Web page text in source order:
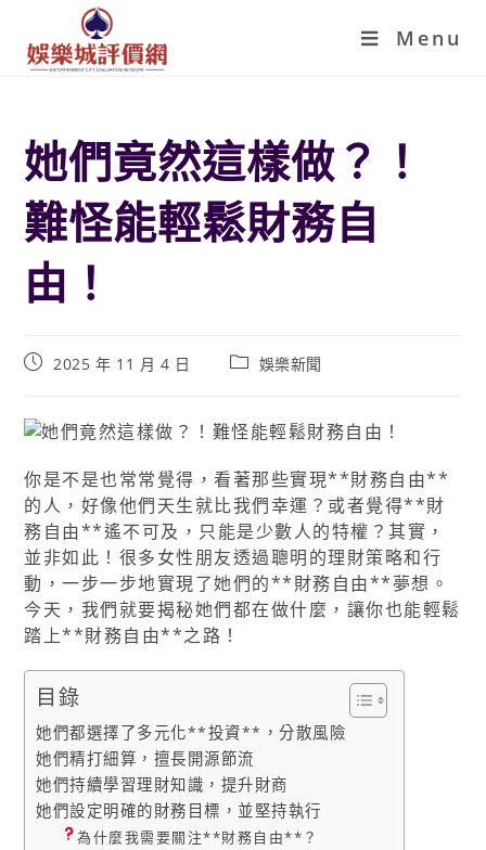
Menu
她們竟然這樣做？！
難怪能輕鬆財務自
由！
2025 年 11 月 4 日 娛樂新聞
你是不是也常常覺得，看著那些實現**財務自由**
的人，好像他們天生就比我們幸運？或者覺得**財
務自由**遙不可及，只能是少數人的特權？其實，
並非如此！很多女性朋友透過聰明的理財策略和行
動，一步一步地實現了她們的**財務自由**夢想。
今天，我們就要揭秘她們都在做什麼，讓你也能輕鬆
踏上**財務自由**之路！
目錄
她們都選擇了多元化**投資**，分散風險
她們精打細算，擅長開源節流
她們持續學習理財知識，提升財商
她們設定明確的財務目標，並堅持執行
為什麼我需要關注**財務自由**？